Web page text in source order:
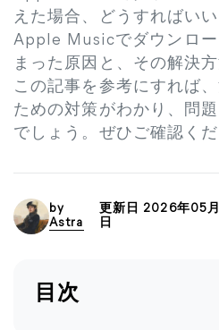
えた場合、どうすればい
Apple Musicでダウンロー
まった原因と、その解決
この記事を参考にすれば
ための対策がわかり、問
でしょう。ぜひご確認くだ
by
Astra
更新日 2026年05
日
目次